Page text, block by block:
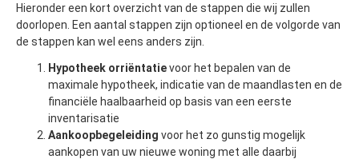
Hieronder een kort overzicht van de stappen die wij zullen
doorlopen. Een aantal stappen zijn optioneel en de volgorde van
de stappen kan wel eens anders zijn.
Hypotheek orriëntatievoor het bepalen van de
maximale hypotheek, indicatie van de maandlasten en de
financiële haalbaarheid op basis van een eerste
inventarisatie
Aankoopbegeleiding voor het zo gunstig mogelijk
aankopen van uw nieuwe woning met alle daarbij